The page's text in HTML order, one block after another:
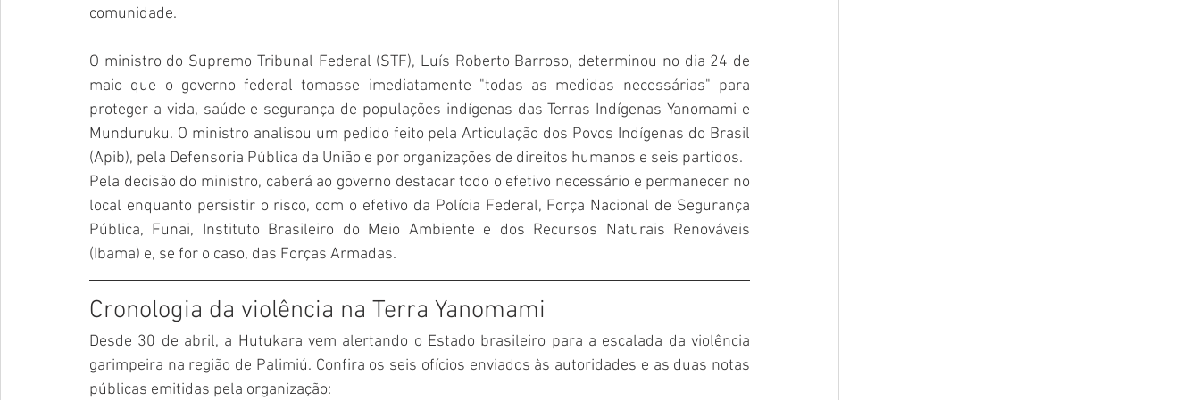
comunidade.
O ministro do Supremo Tribunal Federal (STF), Luís Roberto Barroso, determinou no dia 24 de
maio que o governo federal tomasse imediatamente "todas as medidas necessárias" para
proteger a vida, saúde e segurança de populações indígenas das Terras Indígenas Yanomami e
Munduruku. O ministro analisou um pedido feito pela Articulação dos Povos Indígenas do Brasil
(Apib), pela Defensoria Pública da União e por organizações de direitos humanos e seis partidos.
Pela decisão do ministro, caberá ao governo destacar todo o efetivo necessário e permanecer no
local enquanto persistir o risco, com o efetivo da Polícia Federal, Força Nacional de Segurança
Pública, Funai, Instituto Brasileiro do Meio Ambiente e dos Recursos Naturais Renováveis
(Ibama) e, se for o caso, das Forças Armadas.
Cronologia da violência na Terra Yanomami
Desde 30 de abril, a Hutukara vem alertando o Estado brasileiro para a escalada da violência
garimpeira na região de Palimiú. Confira os seis ofícios enviados às autoridades e as duas notas
públicas emitidas pela organização: